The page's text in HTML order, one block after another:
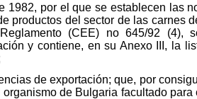
1982, por el que se establecen las
productos del sector de las carnes
(CEE) no 645/92 (4),
y contiene, en su Anexo III, la
de exportación; que, por
de Bulgaria facultado para